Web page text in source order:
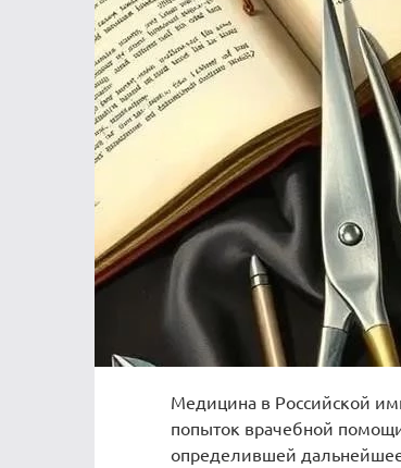
Медицина в Российской
попыток врачебной
определившей